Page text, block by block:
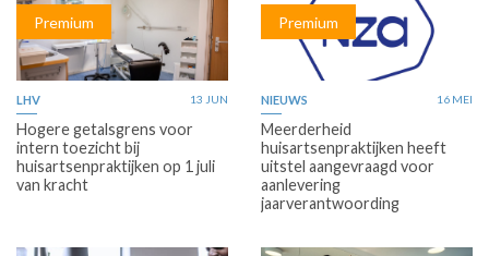
Premium
LHV 13 JUN
Hogere getalsgrens voor
intern toezicht bij
huisartsenpraktijken op 1 juli
van kracht
Premium
NIEUWS 16 MEI
Meerderheid
huisartsenpraktijken heeft
uitstel aangevraagd voor
aanlevering
jaarverantwoording